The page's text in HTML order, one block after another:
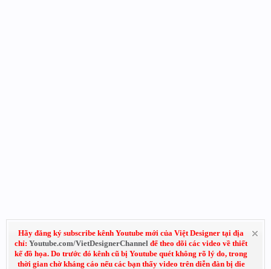
Hãy đăng ký subscribe kênh Youtube mới của Việt Designer tại địa
chỉ: Youtube.com/VietDesignerChannel để theo dõi các video về thiết
kế đồ họa. Do trước đó kênh cũ bị Youtube quét không rõ lý do, trong
thời gian chờ kháng cáo nếu các bạn thấy video trên diễn đàn bị die